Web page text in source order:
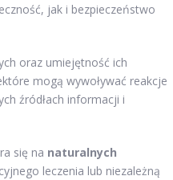
jak i bezpieczeństwo
oraz umiejętność ich
mogą wywoływać reakcje
źródłach informacji i
się na naturalnych
leczenia lub niezależną